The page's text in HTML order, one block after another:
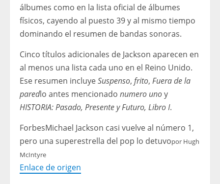
álbumes como en la lista oficial de álbumes
físicos, cayendo al puesto 39 y al mismo tiempo
dominando el resumen de bandas sonoras.
Cinco títulos adicionales de Jackson aparecen en
al menos una lista cada uno en el Reino Unido.
Ese resumen incluyeSuspenso, frito, Fuera de la
paredlo antes mencionado numero unoy
HISTORIA: Pasado, Presente y Futuro, Libro I.
ForbesMichael Jackson casi vuelve al número 1,
pero una superestrella del pop lo detuvopor Hugh
McIntyre
Enlace de origen